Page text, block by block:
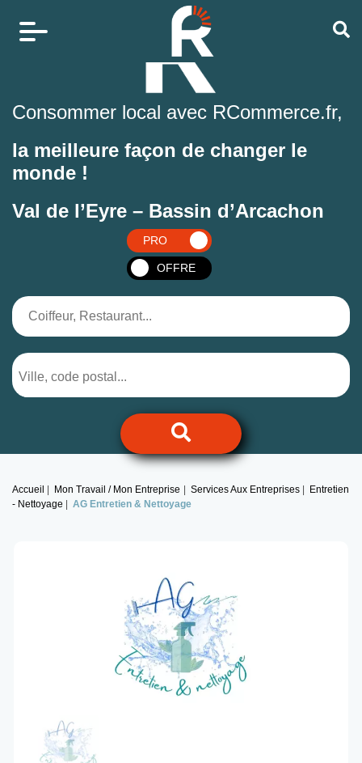
Consommer local avec RCommerce.fr,
la meilleure façon de changer le
monde !
Val de l’Eyre – Bassin d’Arcachon
PRO
OFFRE
Accueil Mon Travail / Mon Entreprise Services Aux Entreprises
Entretien
- Nettoyage
AG Entretien & Nettoyage